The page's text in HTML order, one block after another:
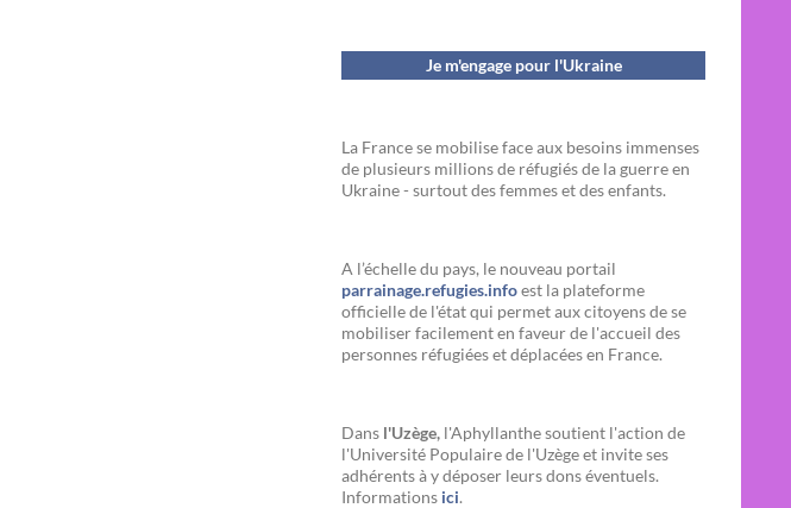
Je m'engage pour l'Ukraine
La France se mobilise face aux besoins immenses
de plusieurs millions de réfugiés de la guerre en
Ukraine - surtout des femmes et des enfants.
A l’échelle du pays, le nouveau portail
parrainage.refugies.infoest la plateforme
officielle de l'état qui permet aux citoyens de se
mobiliser facilement en faveur de l'accueil des
personnes réfugiées et déplacées en France.
Dans l'Uzège, l'Aphyllanthe soutient l'action de
l'Université Populaire de l'Uzège et invite ses
adhérents à y déposer leurs dons éventuels.
Informations ici.